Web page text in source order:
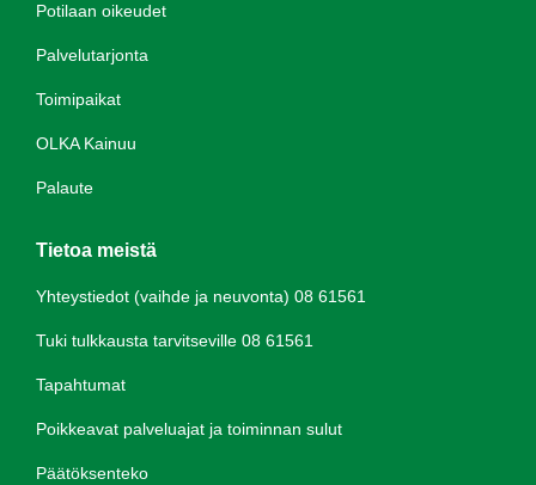
Potilaan oikeudet
Palvelutarjonta
Toimipaikat
OLKA Kainuu
Palaute
Tietoa meistä
Yhteystiedot (vaihde ja neuvonta) 08 61561
Tuki tulkkausta tarvitseville 08 61561
Tapahtumat
Poikkeavat palveluajat ja toiminnan sulut
Päätöksenteko